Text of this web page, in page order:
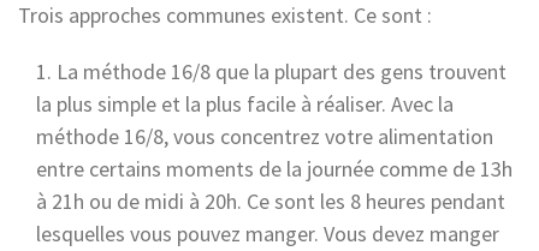
Trois approches communes existent. Ce sont :
La méthode 16/8 que la plupart des gens trouvent
la plus simple et la plus facile à réaliser. Avec la
méthode 16/8, vous concentrez votre alimentation
entre certains moments de la journée comme de 13h
à 21h ou de midi à 20h. Ce sont les 8 heures pendant
lesquelles vous pouvez manger. Vous devez manger